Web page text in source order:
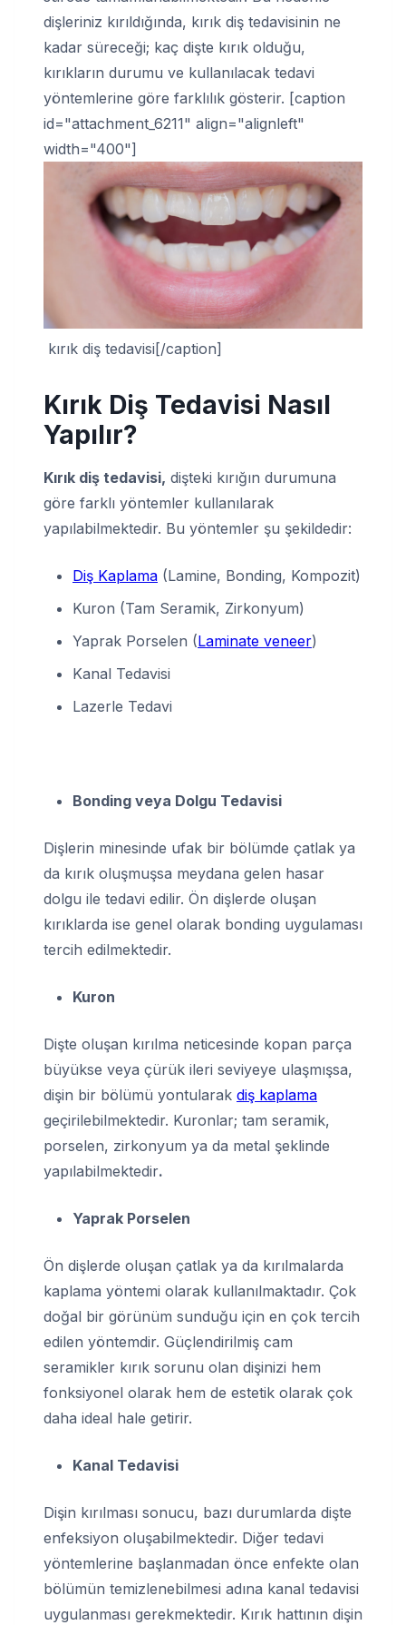
dişleriniz kırıldığında, kırık diş tedavisinin ne
kadar süreceği; kaç dişte kırık olduğu,
kırıkların durumu ve kullanılacak tedavi
yöntemlerine göre farklılık gösterir. [caption
id="attachment_6211" align="alignleft"
width="400"]
kırık diş tedavisi[/caption]
Kırık Diş Tedavisi Nasıl
Yapılır?
Kırık diş tedavisi, dişteki kırığın durumuna
göre farklı yöntemler kullanılarak
yapılabilmektedir. Bu yöntemler şu şekildedir:
Diş Kaplama (Lamine, Bonding, Kompozit)
Kuron (Tam Seramik, Zirkonyum)
Yaprak Porselen (Laminate veneer)
Kanal Tedavisi
Lazerle Tedavi
Bonding veya Dolgu Tedavisi
Dişlerin minesinde ufak bir bölümde çatlak ya
da kırık oluşmuşsa meydana gelen hasar
dolgu ile tedavi edilir. Ön dişlerde oluşan
kırıklarda ise genel olarak bonding uygulaması
tercih edilmektedir.
Kuron
Dişte oluşan kırılma neticesinde kopan parça
büyükse veya çürük ileri seviyeye ulaşmışsa,
dişin bir bölümü yontularak diş kaplama
geçirilebilmektedir. Kuronlar; tam seramik,
porselen, zirkonyum ya da metal şeklinde
yapılabilmektedir.
Yaprak Porselen
Ön dişlerde oluşan çatlak ya da kırılmalarda
kaplama yöntemi olarak kullanılmaktadır. Çok
doğal bir görünüm sunduğu için en çok tercih
edilen yöntemdir. Güçlendirilmiş cam
seramikler kırık sorunu olan dişinizi hem
fonksiyonel olarak hem de estetik olarak çok
daha ideal hale getirir.
Kanal Tedavisi
Dişin kırılması sonucu, bazı durumlarda dişte
enfeksiyon oluşabilmektedir. Diğer tedavi
yöntemlerine başlanmadan önce enfekte olan
bölümün temizlenebilmesi adına kanal tedavisi
uygulanması gerekmektedir. Kırık hattının dişin